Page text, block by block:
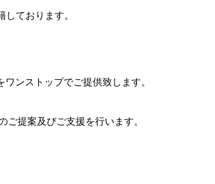
ております。
ンストップでご提供致します。
提案及びご支援を行います。